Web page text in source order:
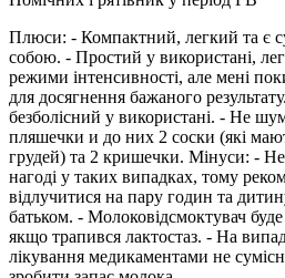
Плюси: - Компактний, легкий та є
собою. - Простий у використані,
режими інтенсивності, але мені
для досягнення бажаного
безболісний у використані. - Не
пляшечки и до них 2 соски (які
грудей) та 2 кришечки. Мінуси: -
нагоді у таких випадках, тому
відлучитися на пару годин та
батьком. - Молоковідсмоктувач
якщо трапився лактостаз. - На
лікування медикаментами не